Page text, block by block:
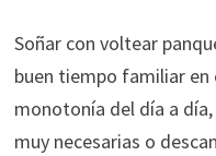
Soñar con voltear
buen tiempo familiar
monotonía del día a
muy necesarias o